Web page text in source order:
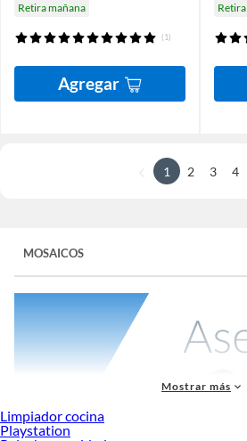
Retira mañana
(1)
Agregar
1 2 3 4
MOSAICOS
Mostrar más
Limpiador cocina
Playstation